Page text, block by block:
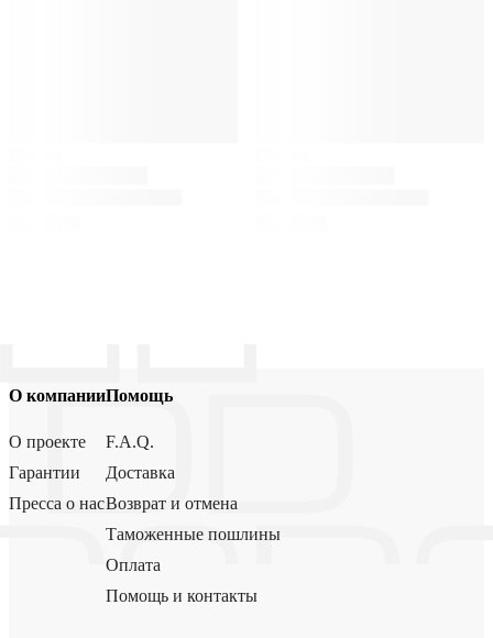
О компании
О проекте
Гарантии
Пресса о нас
Помощь
F.A.Q.
Доставка
Возврат и отмена
Таможенные пошлины
Оплата
Помощь и контакты